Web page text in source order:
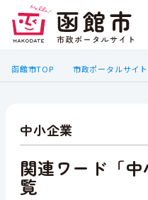
函館市TOP 市政ポータルサイ
中小企業
関連ワード「
覧